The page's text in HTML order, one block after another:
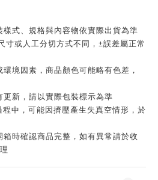
式、規格與內容物依實際出貨為準
寸或人工分切方式不同，±誤差屬正常
境因素，商品顏色可能略有色差，
新，請以實際包裝標示為準
中，可能因擠壓產生失真空情形，於
時確認商品完整，如有異常請於收